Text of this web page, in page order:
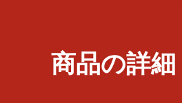
商品の詳細